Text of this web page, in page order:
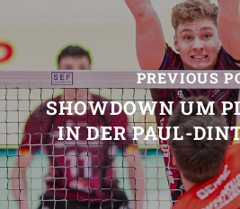
PREVIOUS
SHOWDOWN UM
IN DER PAUL-